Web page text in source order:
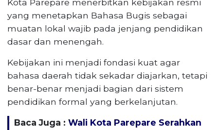
Kota Parepare menerbitkan kebijakan resmi
yang menetapkan Bahasa Bugis sebagai
muatan lokal wajib pada jenjang pendidikan
dasar dan menengah.
Kebijakan ini menjadi fondasi kuat agar
bahasa daerah tidak sekadar diajarkan, tetapi
benar-benar menjadi bagian dari sistem
pendidikan formal yang berkelanjutan.
Baca Juga : Wali Kota Parepare Serahkan